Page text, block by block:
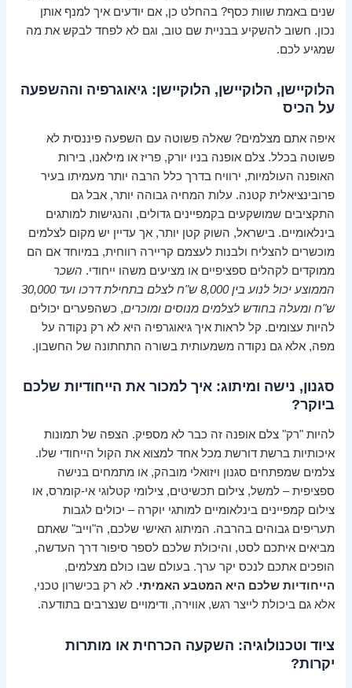
שנים באמת שוות כסף? בהחלט כן, אם יודעים איך למנף אותן
נכון. חשוב להשקיע בבניית שם טוב, וגם לא לפחד לבקש את מה
שמגיע לכם.
הלוקיישן, הלוקיישן, הלוקיישן: גיאוגרפיה וההשפעה
על הכיס
איפה אתם מצלמים? שאלה פשוטה עם השפעה פיננסית לא
פשוטה בכלל. צלם אופנה בניו יורק, פריז או מילאנו, בירות
האופנה העולמיות, ירוויח בדרך כלל הרבה יותר מעמיתו בעיר
פרובינציאלית קטנה. עלות המחיה גבוהה יותר, אבל גם
התקציבים שמושקעים בקמפיינים גדולים, והנגישות למותגים
בינלאומיים. בישראל, השוק קטן יותר, אך עדיין יש מקום לצלמים
מוכשרים להצליח ולבנות לעצמם קריירה רווחית, במיוחד אם הם
ממוקדים לקהלים ספציפיים או מציעים משהו ייחודי. השכר
הממוצע יכול לנוע בין 8,000 ש"ח לצלם בתחילת דרכו ועד 30,000
ש"ח ומעלה בחודש לצלמים מנוסים ומוכרים, כשהפערים יכולים
להיות עצומים. קל לראות איך גיאוגרפיה היא לא רק נקודה על
מפה, אלא גם נקודה משמעותית בשורה התחתונה של החשבון.
סגנון, נישה ומיתוג: איך למכור את הייחודיות שלכם
ביוקר?
להיות "רק" צלם אופנה זה כבר לא מספיק. הצפה של תמונות
איכותיות ברשת דורשת מכל אחד למצוא את הקול הייחודי שלו.
צלמים שמפתחים סגנון ויזואלי מובהק, או מתמחים בנישה
ספציפית – למשל, צילום תכשיטים, צילומי קטלוגי אי-קומרס, או
צילום קמפיינים בינלאומיים למותגי יוקרה – יכולים לגבות
תעריפים גבוהים בהרבה. המיתוג האישי שלכם, ה"וייב" שאתם
מביאים איתכם לסט, והיכולת שלכם לספר סיפור דרך העדשה,
הופכים אתכם לנכס יקר ערך. בעולם שבו כולם מצלמים,
הייחודיות שלכם היא המטבע האמיתי. לא רק בכישרון טכני,
אלא גם ביכולת לייצר רגש, אווירה, ודימויים שנצרבים בתודעה.
ציוד וטכנולוגיה: השקעה הכרחית או מותרות
יקרות?